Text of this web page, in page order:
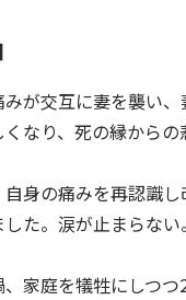
が交互に妻を襲い
なり、死の縁からの
身の痛みを再認識
た。涙が止まらない
家庭を犠牲にしつつ